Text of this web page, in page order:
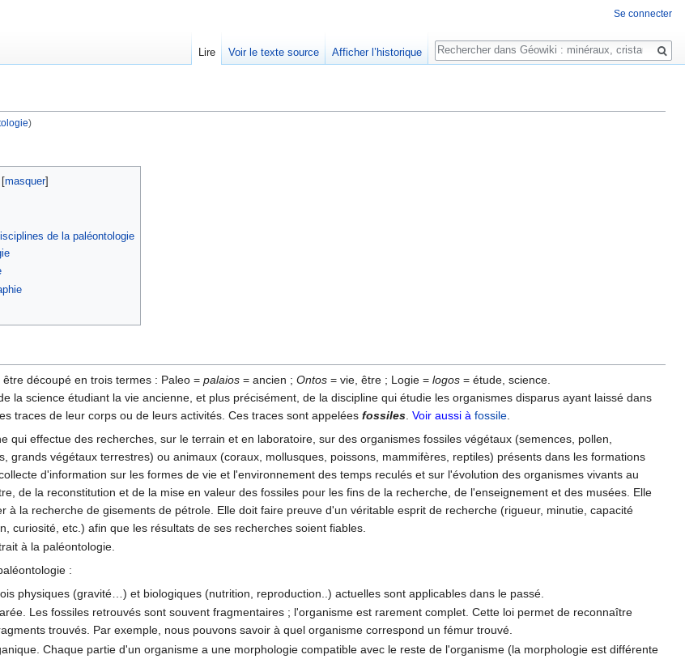
)
[masquer]
de la paléontologie
découpé en trois termes : Paleo = palaios = ancien ; Ontos = vie, être ; Logie = logos = étude, science.
la science étudiant la vie ancienne, et plus précisément, de la discipline qui étudie les organismes disparus ayant laissé dans
traces de leur corps ou de leurs activités. Ces traces sont appelées fossiles Voir aussi à fossile
qui effectue des recherches, sur le terrain et en laboratoire, sur des organismes fossiles végétaux (semences, pollen,
grands végétaux terrestres) ou animaux (coraux, mollusques, poissons, mammifères, reptiles) présents dans les formations
d'information sur les formes de vie et l'environnement des temps reculés et sur l'évolution des organismes vivants au
de la reconstitution et de la mise en valeur des fossiles pour les fins de la recherche, de l'enseignement et des musées. Elle
à la recherche de gisements de pétrole. Elle doit faire preuve d'un véritable esprit de recherche (rigueur, minutie, capacité
curiosité, etc.) afin que les résultats de ses recherches soient fiables.
à la paléontologie.
:
physiques (gravité…) et biologiques (nutrition, reproduction..) actuelles sont applicables dans le passé.
Les fossiles retrouvés sont souvent fragmentaires ; l'organisme est rarement complet. Cette loi permet de reconnaître
trouvés. Par exemple, nous pouvons savoir à quel organisme correspond un fémur trouvé.
Chaque partie d'un organisme a une morphologie compatible avec le reste de l'organisme (la morphologie est différente
Se connecter
Lire Voir le texte source Afficher l’historique
Rechercher